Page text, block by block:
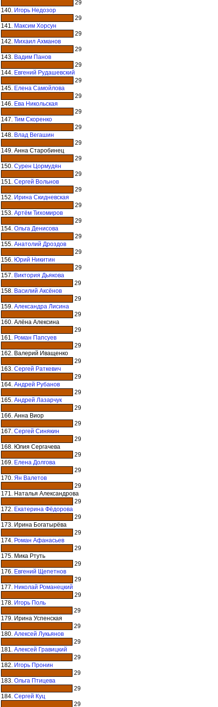
29
140. Игорь Недозор
29
141. Максим Хорсун
29
142. Михаил Ахманов
29
143. Вадим Панов
29
144. Евгений Рудашевский
29
145. Елена Самойлова
29
146. Ева Никольская
29
147. Тим Скоренко
29
148. Влад Вегашин
29
149. Анна Старобинец
29
150. Сурен Цормудян
29
151. Сергей Вольнов
29
152. Ирина Скидневская
29
153. Артём Тихомиров
29
154. Ольга Денисова
29
155. Анатолий Дроздов
29
156. Юрий Никитин
29
157. Виктория Дьякова
29
158. Василий Аксёнов
29
159. Александра Лисина
29
160. Алёна Алексина
29
161. Роман Папсуев
29
162. Валерий Иващенко
29
163. Сергей Раткевич
29
164. Андрей Рубанов
29
165. Андрей Лазарчук
29
166. Анна Виор
29
167. Сергей Синякин
29
168. Юлия Сергачева
29
169. Елена Долгова
29
170. Ян Валетов
29
171. Наталья Александрова
29
172. Екатерина Фёдорова
29
173. Ирина Богатырёва
29
174. Роман Афанасьев
29
175. Мика Ртуть
29
176. Евгений Щепетнов
29
177. Николай Романецкий
29
178. Игорь Поль
29
179. Ирина Успенская
29
180. Алексей Лукьянов
29
181. Алексей Гравицкий
29
182. Игорь Пронин
29
183. Ольга Птицева
29
184. Сергей Куц
29